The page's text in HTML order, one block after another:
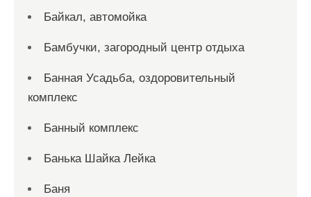
Байкал, автомойка
Бамбучки, загородный центр отдыха
Банная Усадьба, оздоровительный
комплекс
Банный комплекс
Банька Шайка Лейка
Баня